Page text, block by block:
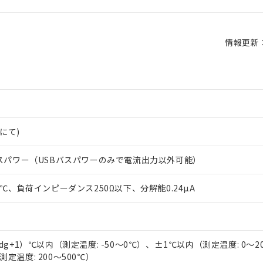
情報更新
て)
ワー（USBバスパワーのみで電流出力以外可能）
負荷インピーダンス250Ω以下、分解能0.24µA
）℃以内（測定温度: -50～0℃）、±1℃以内（測定温度: 0～
温度: 200～500℃）
指令（10物質）の非含有に対応した製品が提供可能な商品です。
指令（10物質）の非含有に非対応の商品で、対応品を出す予定
指令（10物質）の非含有の対応状況を調査中または確認中の
ス料など無形物で、有害物質有無と関係のない商品です。
、非含有部品としていたものが、含有品と判明した場合などやむ
表